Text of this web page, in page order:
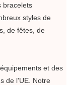
bracelets
styles de
de fêtes, de
et des
de l'UE. Notre